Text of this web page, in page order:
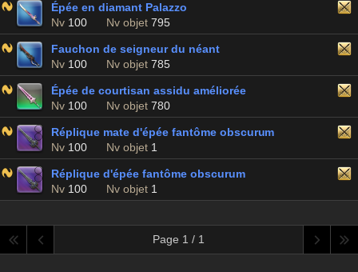
Épée en diamant Palazzo
Nv 100 Nv objet 795
Fauchon de seigneur du néant
Nv 100 Nv objet 785
Épée de courtisan assidu améliorée
Nv 100 Nv objet 780
Réplique mate d'épée fantôme obscurum
Nv 100 Nv objet 1
Réplique d'épée fantôme obscurum
Nv 100 Nv objet 1
Page 1 / 1